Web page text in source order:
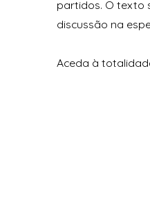
partidos. O texto
discussão na
Aceda à